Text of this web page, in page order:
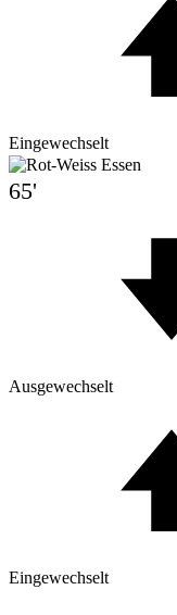
Eingewechselt
65'
Ausgewechselt
Eingewechselt